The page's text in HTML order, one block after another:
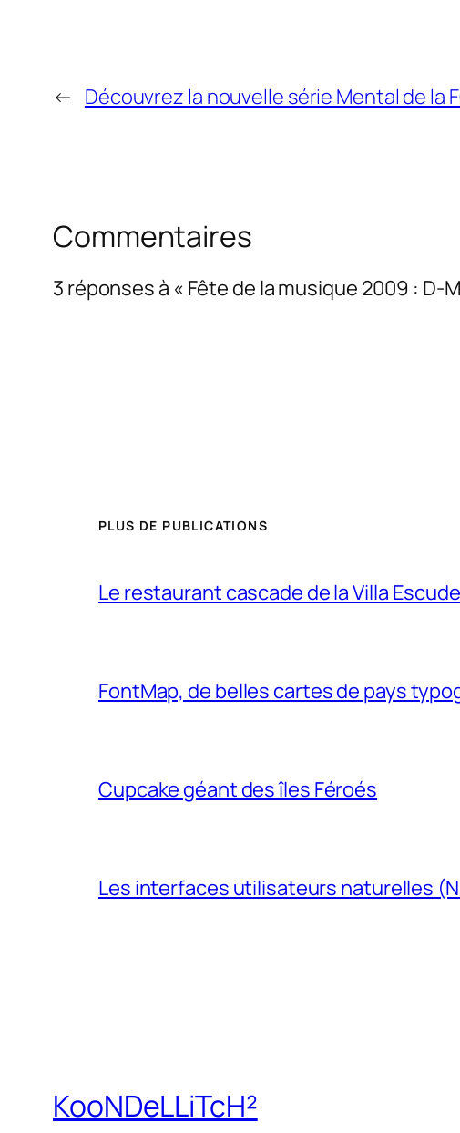
← Découvrez la nouvelle série Mental de la
Commentaires
3 réponses à « Fête de la musique 2009 : D-
PLUS DE PUBLICATIONS
Le restaurant cascade de la Villa
FontMap, de belles cartes de pays
Cupcake géant des îles Féroés
Les interfaces utilisateurs naturelles
KooNDeLLiTcH²